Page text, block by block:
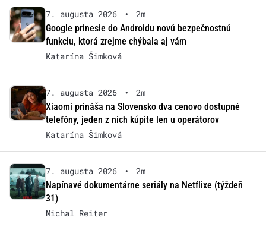
7. augusta 2026 •
2m
Google prinesie do Androidu novú bezpečnostnú
funkciu, ktorá zrejme chýbala aj vám
Katarína Šimková
7. augusta 2026 •
2m
Xiaomi prináša na Slovensko dva cenovo dostupné
telefóny, jeden z nich kúpite len u operátorov
Katarína Šimková
7. augusta 2026 •
2m
Napínavé dokumentárne seriály na Netflixe (týždeň
31)
Michal Reiter